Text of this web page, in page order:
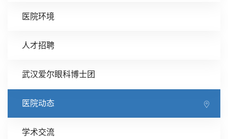
医院环境
人才招聘
武汉爱尔眼科博士团
医院动态
学术交流